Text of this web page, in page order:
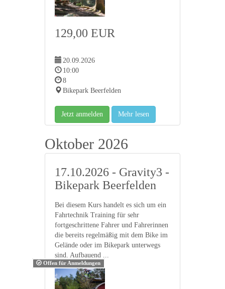
129,00 EUR
20.09.2026
10:00
8
Bikepark Beerfelden
Jetzt anmelden Mehr lesen
Oktober 2026
17.10.2026 - Gravity3 -
Bikepark Beerfelden
Bei diesem Kurs handelt es sich um ein
Fahrtechnik Training für sehr
fortgeschrittene Fahrer und Fahrerinnen
die bereits regelmäßig mit dem Bike im
Gelände oder im Bikepark unterwegs
sind. Aufbauend ...
Offen für Anmeldungen